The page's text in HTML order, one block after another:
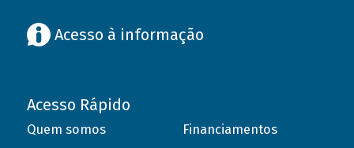
Acesso à informação
Acesso Rápido
Quem somos
Financiamentos